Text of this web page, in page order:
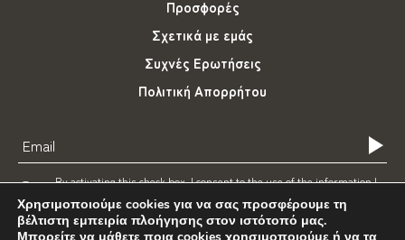
Προσφορές
Σχετικά με εμάς
Συχνές Ερωτήσεις
Πολιτική Απορρήτου
By activating this check box, I consent to the use of the information I
have provided for e-mail marketing purposes.
Χρησιμοποιούμε cookies για να σας προσφέρουμε τη
βέλτιστη εμπειρία πλοήγησης στον ιστότοπό μας.